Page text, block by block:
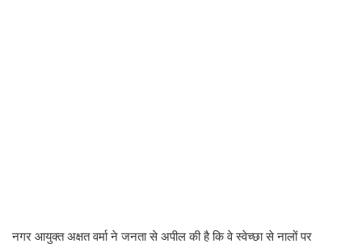
नगर आयुक्त अक्षत वर्मा ने जनता से अपील की है कि वे स्वेच्छा से नालों पर